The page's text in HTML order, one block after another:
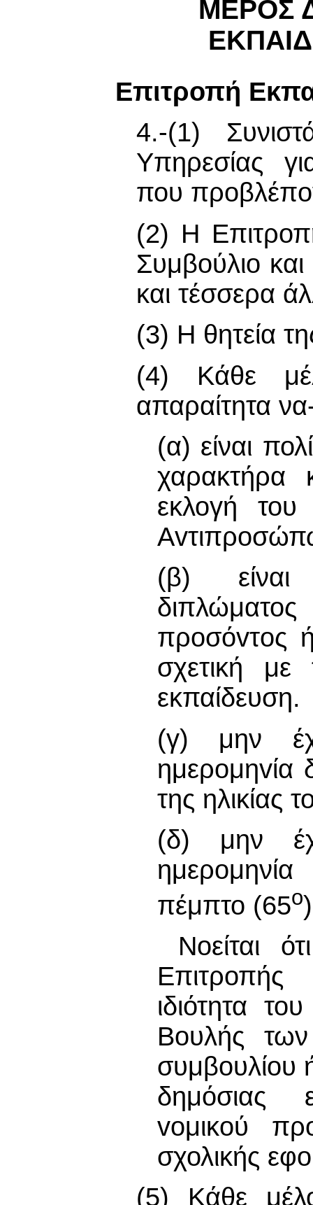
ΜΕΡΟΣ
Επιτροπή
4.-(1)
Υπηρεσίας
που
(2) Η
Συμβούλιο
και τέσσερα
(3) Η θητεία
(4) Κάθε
απαραίτητα
(α) είναι
χαρακτήρα
εκλογή
(β) είναι
πρoσόvτoς
σχετική
εκπαίδευση.
(γ) μην
ημερoμηvία
της ηλικίας
(δ) μην
πέμπτο (65ο
Νοείται
ιδιότητα
Βουλής
συμβoυλίoυ
δημόσιας
voμικoύ
σχολικής
(5) Κάθε